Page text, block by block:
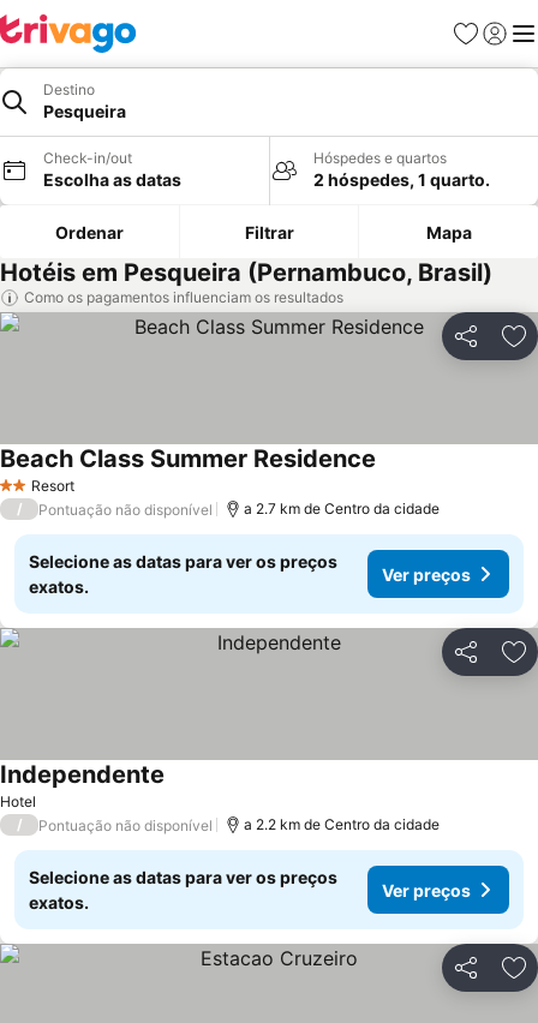
Favoritos
Iniciar
Destino
Pesqueira
Check-in/out
Escolha as datas
Hóspedes e quartos
2 hóspedes, 1 quarto.
Ordenar Filtrar Mapa
Hotéis em Pesqueira (Pernambuco, Brasil)
Como os pagamentos influenciam os resultados
Partilhar
2 Estrelas
Resort
Beach Class Summer Residence
/ Pontuação não disponível a 2.7 km de Centro da cidade
Selecione as datas para ver os preços
exatos.
Ver preços
Partilhar
Hotel
Independente
/ Pontuação não disponível a 2.2 km de Centro da cidade
Selecione as datas para ver os preços
exatos.
Ver preços
Partilhar